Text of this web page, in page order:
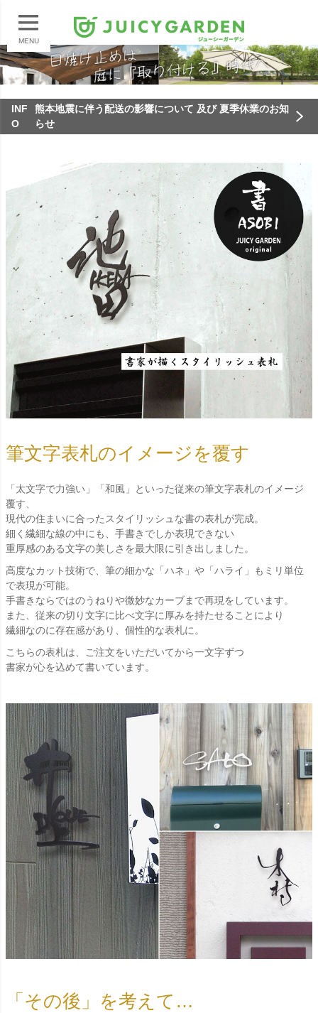
MENU
INF
O
熊本地震に伴う配送の影響について 及び 夏季休業のお知
らせ
筆文字表札のイメージを覆す
「太文字で力強い」「和風」といった従来の筆文字表札のイメージ
覆す、
現代の住まいに合ったスタイリッシュな書の表札が完成。
細く繊細な線の中にも、手書きでしか表現できない
重厚感のある文字の美しさを最大限に引き出しました。
高度なカット技術で、筆の細かな「ハネ」や「ハライ」もミリ単位
で表現が可能。
手書きならではのうねりや微妙なカーブまで再現をしています。
また、従来の切り文字に比べ文字に厚みを持たせることにより
繊細なのに存在感があり、個性的な表札に。
こちらの表札は、ご注文をいただいてから一文字ずつ
書家が心を込めて書いています。
「その後」を考えて…